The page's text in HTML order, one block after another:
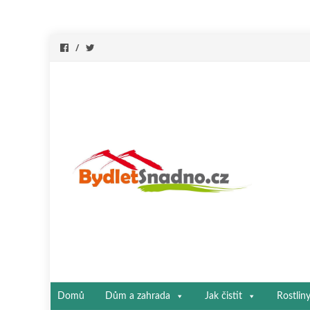
Přeskočit
Domů Dům a zahrada Jak čistit Rostliny